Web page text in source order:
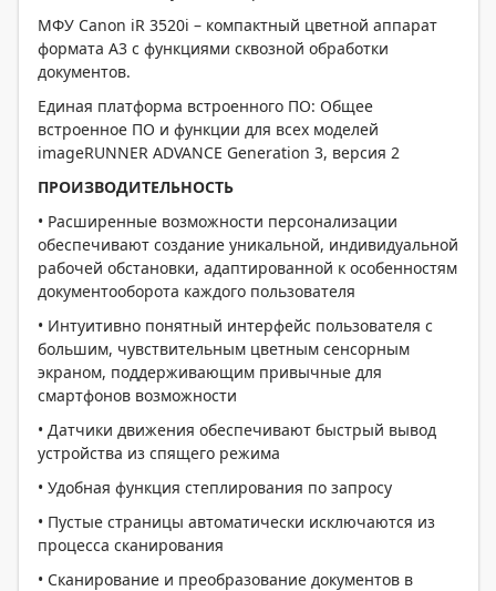
МФУ Canon iR 3520i – компактный цветной аппарат
формата А3 с функциями сквозной обработки
документов.
Единая платформа встроенного ПО: Общее
встроенное ПО и функции для всех моделей
imageRUNNER ADVANCE Generation 3, версия 2
ПРОИЗВОДИТЕЛЬНОСТЬ
• Расширенные возможности персонализации
обеспечивают создание уникальной, индивидуальной
рабочей обстановки, адаптированной к особенностям
документооборота каждого пользователя
• Интуитивно понятный интерфейс пользователя с
большим, чувствительным цветным сенсорным
экраном, поддерживающим привычные для
смартфонов возможности
• Датчики движения обеспечивают быстрый вывод
устройства из спящего режима
• Удобная функция степлирования по запросу
• Пустые страницы автоматически исключаются из
процесса сканирования
• Cканирование и преобразование документов в